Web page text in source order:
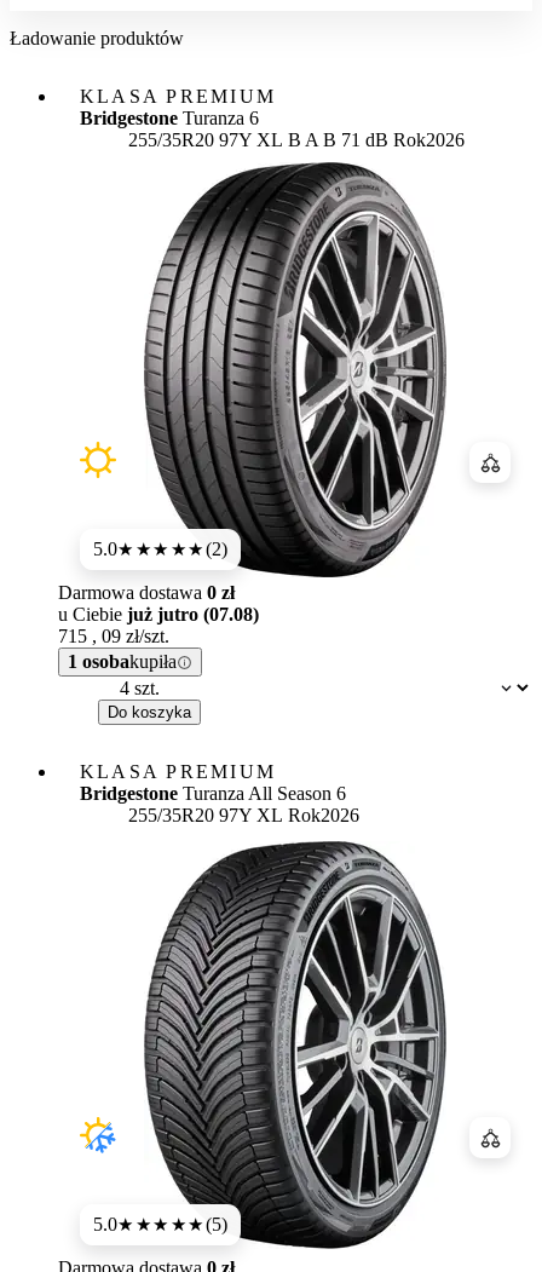
Ładowanie produktów
KLASA PREMIUM
Bridgestone Turanza 6
255/35R20 97Y XL Etykieta:
B A B 71 dB Rok2026
5.0★★★★★(2)
Dostępność:
Darmowa dostawa 0 zł
u Ciebie już jutro (07.08)
715 , 09 zł/szt.
1 osobakupiła
Do koszyka
KLASA PREMIUM
Bridgestone Turanza All Season 6
255/35R20 97Y XL Rok2026
5.0★★★★★(5)